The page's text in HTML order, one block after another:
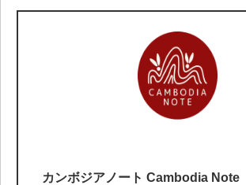
カンボジアノート Cambodia Note